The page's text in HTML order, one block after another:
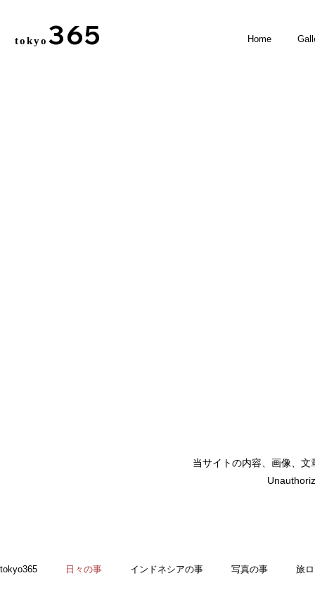
tokyo 365 Home
当サイトの内容、画像、
tokyo365 日々の事 インドネシアの事 写真の事 旅